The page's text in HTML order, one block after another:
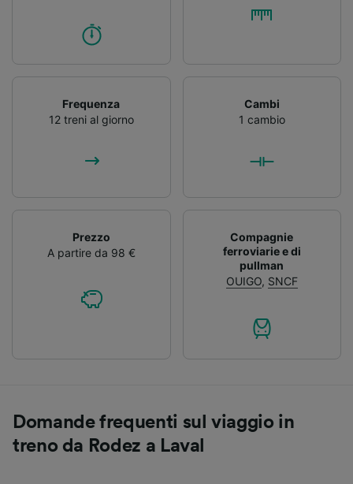
Frequenza
12 treni al giorno
Cambi
1 cambio
Prezzo
A partire da 98 €
Compagnie
ferroviarie e di
pullman
OUIGO, SNCF
Domande frequenti sul viaggio in
treno da Rodez a Laval